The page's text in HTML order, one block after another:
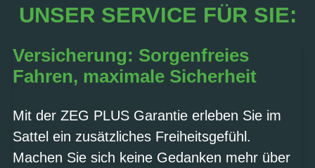
UNSER SERVICE FÜR SIE:
Versicherung: Sorgenfreies
Fahren, maximale Sicherheit
Mit der ZEG PLUS Garantie erleben Sie im
Sattel ein zusätzliches Freiheitsgefühl.
Machen Sie sich keine Gedanken mehr über